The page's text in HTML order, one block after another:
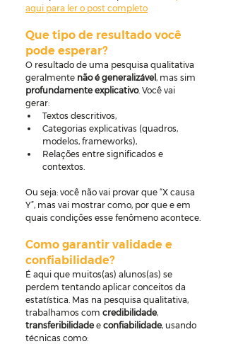
aqui para ler o post completo
Que tipo de resultado você
pode esperar?
O resultado de uma pesquisa qualitativa
geralmente não é generalizável, mas sim
profundamente explicativo. Você vai
gerar:
Textos descritivos,
Categorias explicativas (quadros,
modelos, frameworks),
Relações entre significados e
contextos.
Ou seja: você não vai provar que “X causa
Y”, mas vai mostrar como, por que e em
quais condições esse fenômeno acontece.
Como garantir validade e
confiabilidade?
É aqui que muitos(as) alunos(as) se
perdem tentando aplicar conceitos da
estatística. Mas na pesquisa qualitativa,
trabalhamos com credibilidade,
transferibilidade e confiabilidade, usando
técnicas como: